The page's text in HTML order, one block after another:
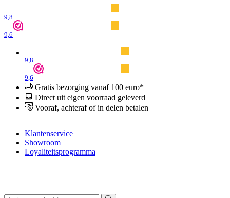
9,8
9,6
9,8
9,6
Gratis bezorging vanaf 100 euro*
Direct uit eigen voorraad geleverd
Vooraf, achteraf of in delen betalen
Klantenservice
Showroom
Loyaliteitsprogramma